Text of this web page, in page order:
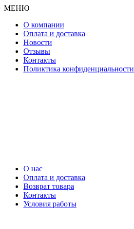
МЕНЮ
О компании
Оплата и доставка
Новости
Отзывы
Контакты
Поликтика конфиденциальности
О нас
Оплата и доставка
Возврат товара
Контакты
Условия работы